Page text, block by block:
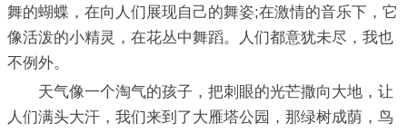
舞的蝴蝶，在向人们展现自己的舞姿;在激情的音乐下，它
像活泼的小精灵，在花丛中舞蹈。人们都意犹未尽，我也
不例外。
天气像一个淘气的孩子，把刺眼的光芒撒向大地，让
人们满头大汗，我们来到了大雁塔公园，那绿树成荫，鸟